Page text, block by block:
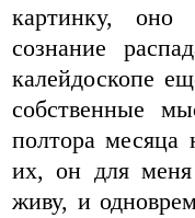
картинку, оно
сознание
калейдоскопе
собственные
полтора месяца
их, он для
живу, и